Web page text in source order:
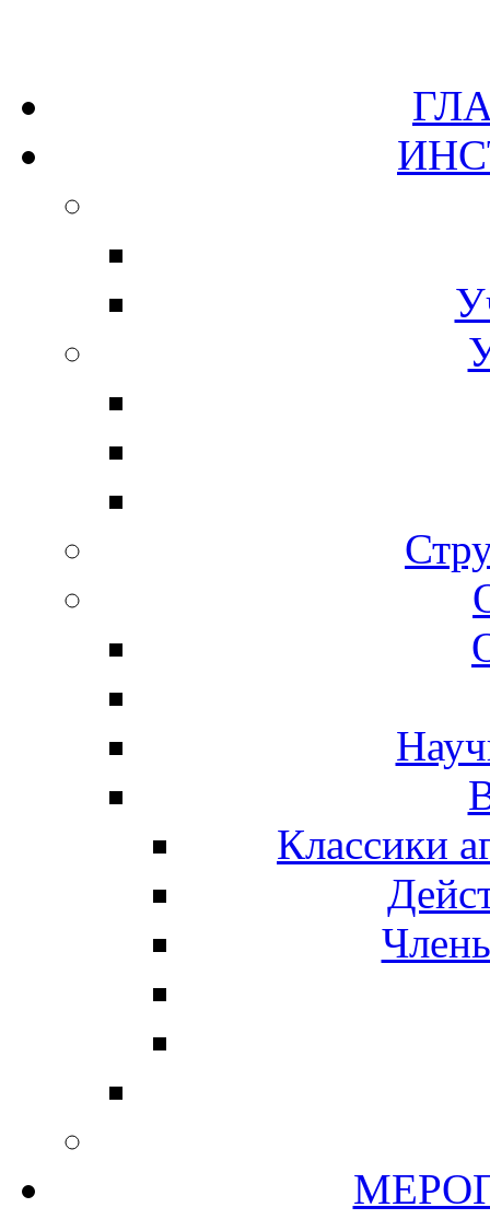
Классики